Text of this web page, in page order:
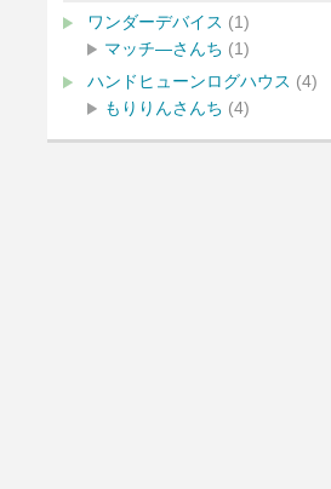
ワンダーデバイス (1)
マッチ―さんち (1)
ハンドヒューンログハウス (4)
もりりんさんち (4)